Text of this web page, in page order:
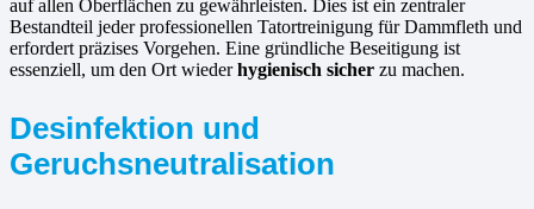
auf allen Oberflächen zu gewährleisten. Dies ist ein zentraler
Bestandteil jeder professionellen Tatortreinigung für Dammfleth und
erfordert präzises Vorgehen. Eine gründliche Beseitigung ist
essenziell, um den Ort wiederhygienisch sicher zu machen.
Desinfektion und
Geruchsneutralisation